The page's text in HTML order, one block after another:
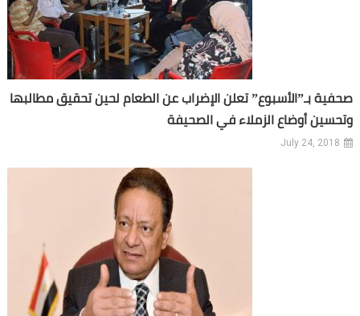
صحفية بـ”الأسبوع” تعلن الإضراب عن الطعام لحين تحقيق مطالبها
وتحسين أوضاع الزملاء في الصحيفة
July 24, 2018